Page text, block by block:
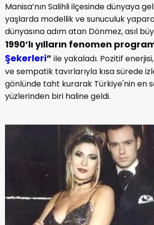
Manisa’nın Salihli ilçesinde dünyaya
yaşlarda modellik ve sunuculuk
dünyasına adım atan Dönmez, asıl
1990’lı yılların fenomen
Şekerleri” ile yakaladı. Pozitif
ve sempatik tavırlarıyla kısa sürede
gönlünde taht kurarak Türkiye'nin en
yüzlerinden biri haline geldi.